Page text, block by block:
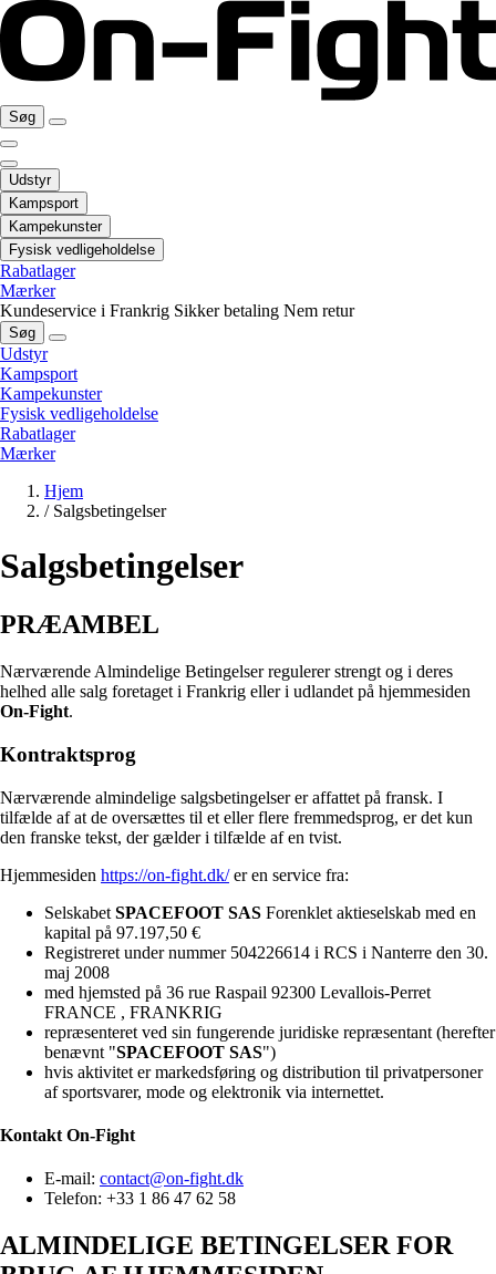
Søg
Udstyr
Kampsport
Kampekunster
Fysisk vedligeholdelse
Rabatlager
Mærker
Kundeservice i Frankrig Sikker betaling Nem retur
Søg
Udstyr
Kampsport
Kampekunster
Fysisk vedligeholdelse
Rabatlager
Mærker
Hjem
/ Salgsbetingelser
Salgsbetingelser
PRÆAMBEL
Nærværende Almindelige Betingelser regulerer strengt og i deres
helhed alle salg foretaget i Frankrig eller i udlandet på hjemmesiden
On-Fight.
Kontraktsprog
Nærværende almindelige salgsbetingelser er affattet på fransk. I
tilfælde af at de oversættes til et eller flere fremmedsprog, er det kun
den franske tekst, der gælder i tilfælde af en tvist.
Hjemmesiden https://on-fight.dk/er en service fra:
Selskabet SPACEFOOT SAS Forenklet aktieselskab med en
kapital på 97.197,50 €
Registreret under nummer 504226614 i RCS i Nanterre den 30.
maj 2008
med hjemsted på 36 rue Raspail 92300 Levallois-Perret
FRANCE , FRANKRIG
repræsenteret ved sin fungerende juridiske repræsentant (herefter
benævnt "SPACEFOOT SAS")
hvis aktivitet er markedsføring og distribution til privatpersoner
af sportsvarer, mode og elektronik via internettet.
Kontakt On-Fight
E-mail: contact@on-fight.dk
Telefon: +33 1 86 47 62 58
ALMINDELIGE BETINGELSER FOR